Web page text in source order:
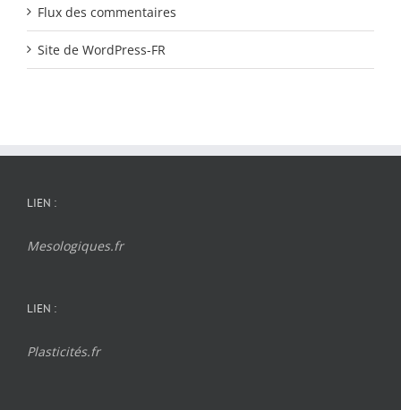
Flux des commentaires
Site de WordPress-FR
LIEN :
Mesologiques.fr
LIEN :
Plasticités.fr